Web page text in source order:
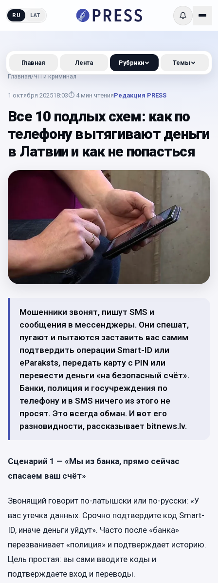
RU LAT
Главная/ЧП и криминал
1 октября 202518:03⏱ 4 мин чтенияРедакция PRESS
Все 10 подлых схем: как по
телефону вытягивают деньги
в Латвии и как не попасться
Мошенники звонят, пишут SMS и
сообщения в мессенджеры. Они спешат,
пугают и пытаются заставить вас самим
подтвердить операции Smart-ID или
eParaksts, передать карту с PIN или
перевести деньги «на безопасный счёт».
Банки, полиция и госучреждения по
телефону и в SMS ничего из этого не
просят. Это всегда обман. И вот его
разновидности, рассказывает bitnews.lv.
Сценарий 1 — «Мы из банка, прямо сейчас
спасаем ваш счёт»
Звонящий говорит по-латышски или по-русски: «У
вас утечка данных. Срочно подтвердите код Smart-
ID, иначе деньги уйдут». Часто после «банка»
перезванивает «полиция» и подтверждает историю.
Цель простая: вы сами вводите коды и
подтверждаете вход и переводы.
Главная Лента Рубрики Темы